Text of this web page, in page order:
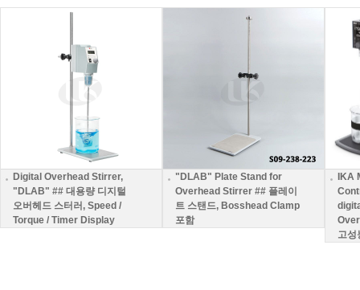
Digital Overhead Stirrer,
"DLAB" ## 대용량 디지털
오버헤드 스터러, Speed /
Torque / Timer Display
"DLAB" Plate Stand for
Overhead Stirrer ## 플레이
트 스탠드, Bosshead Clamp
포함
IKA
고성